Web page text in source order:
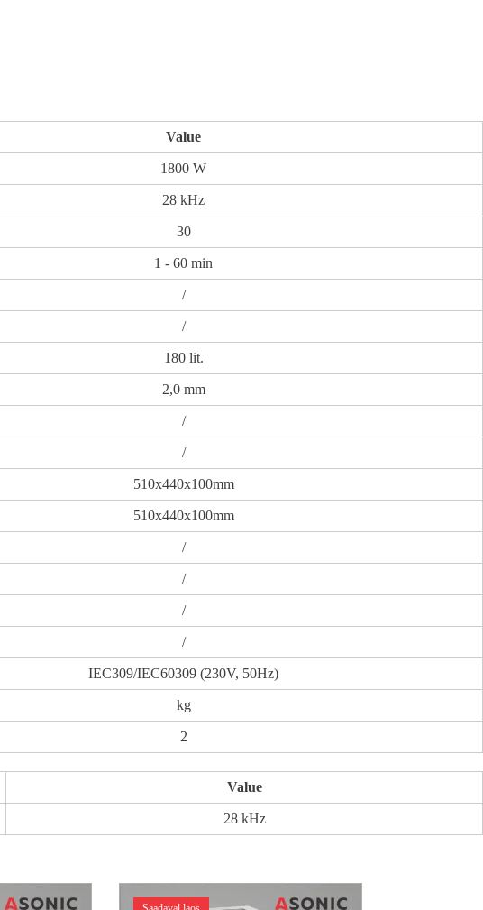
Value
1800 W
28 kHz
30
1 - 60 min
/
/
180 lit.
2,0 mm
/
/
510x440x100mm
510x440x100mm
/
/
/
/
IEC309/IEC60309 (230V, 50Hz)
kg
2
Value
28 kHz